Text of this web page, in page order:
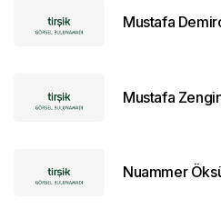
Mustafa
Mustafa
Nuammer